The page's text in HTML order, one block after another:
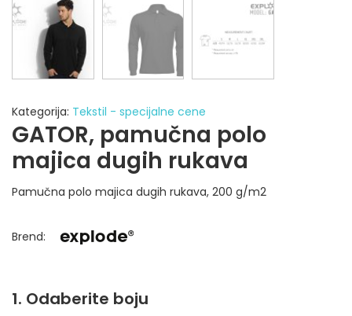
Kategorija: Tekstil - specijalne cene
GATOR, pamučna polo
majica dugih rukava
Pamučna polo majica dugih rukava, 200 g/m2
Brend:
1. Odaberite boju